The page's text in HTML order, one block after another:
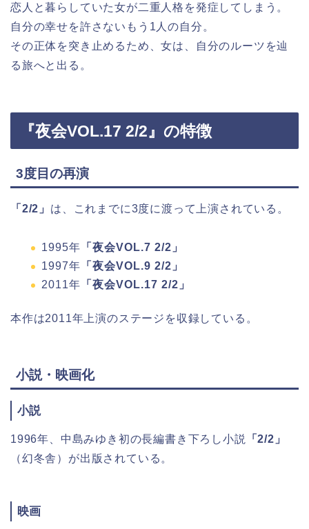
恋人と暮らしていた女が二重人格を発症してしまう。
自分の幸せを許さないもう1人の自分。
その正体を突き止めるため、女は、自分のルーツを辿
る旅へと出る。
『夜会VOL.17 2/2』の特徴
3度目の再演
「2/2」 は、これまでに3度に渡って上演されている。
1995年 「夜会VOL.7 2/2」
1997年 「夜会VOL.9 2/2」
2011年 「夜会VOL.17 2/2」
本作は2011年上演のステージを収録している。
小説・映画化
小説
1996年、中島みゆき初の長編書き下ろし小説
「2/2」
（幻冬舎）が出版されている。
映画